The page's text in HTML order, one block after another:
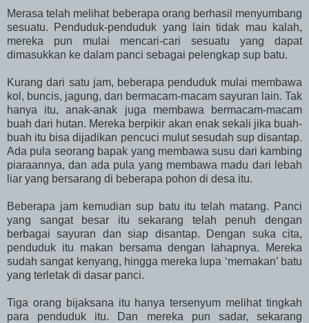
Merasa telah melihat beberapa orang berhasil menyumbang
sesuatu. Penduduk-penduduk yang lain tidak mau kalah,
mereka pun mulai mencari-cari sesuatu yang dapat
dimasukkan ke dalam panci sebagai pelengkap sup batu.
Kurang dari satu jam, beberapa penduduk mulai membawa
kol, buncis, jagung, dan bermacam-macam sayuran lain. Tak
hanya itu, anak-anak juga membawa bermacam-macam
buah dari hutan. Mereka berpikir akan enak sekali jika buah-
buah itu bisa dijadikan pencuci mulut sesudah sup disantap.
Ada pula seorang bapak yang membawa susu dari kambing
piaraannya, dan ada pula yang membawa madu dari lebah
liar yang bersarang di beberapa pohon di desa itu.
Beberapa jam kemudian sup batu itu telah matang. Panci
yang sangat besar itu sekarang telah penuh dengan
berbagai sayuran dan siap disantap. Dengan suka cita,
penduduk itu makan bersama dengan lahapnya. Mereka
sudah sangat kenyang, hingga mereka lupa ‘memakan’ batu
yang terletak di dasar panci.
Tiga orang bijaksana itu hanya tersenyum melihat tingkah
para penduduk itu. Dan mereka pun sadar, sekarang